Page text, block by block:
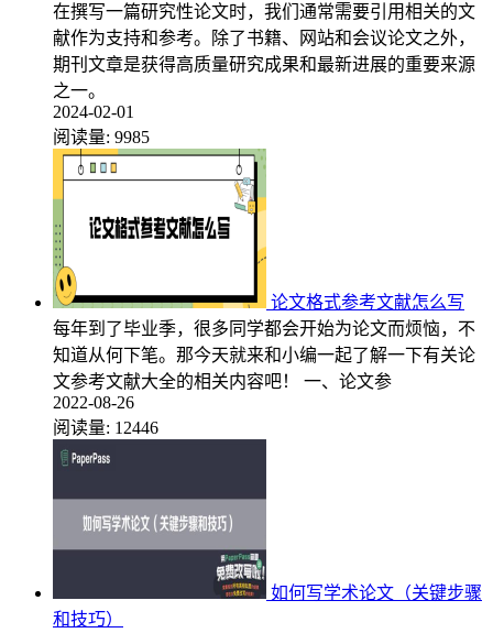
在撰写一篇研究性论文时，我们通常需要引用相关的文
献作为支持和参考。除了书籍、网站和会议论文之外，
期刊文章是获得高质量研究成果和最新进展的重要来源
之一。
2024-02-01
阅读量: 9985
论文格式参考文献怎么写
每年到了毕业季，很多同学都会开始为论文而烦恼，不
知道从何下笔。那今天就来和小编一起了解一下有关论
文参考文献大全的相关内容吧！ 一、论文参
2022-08-26
阅读量: 12446
如何写学术论文（关键步骤
和技巧）